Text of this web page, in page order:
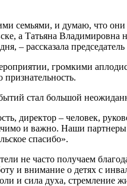
семьями, и думаю, что они
а Татьяна Владимировна
‒ рассказала
громкими
стал большой
директор – человек,
и важно. Наши
спасибо».
не часто получаем
и внимание о детях с
и сила духа, стремление